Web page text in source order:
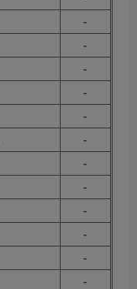
-
-
-
-
-
-
-
-
-
-
-
-